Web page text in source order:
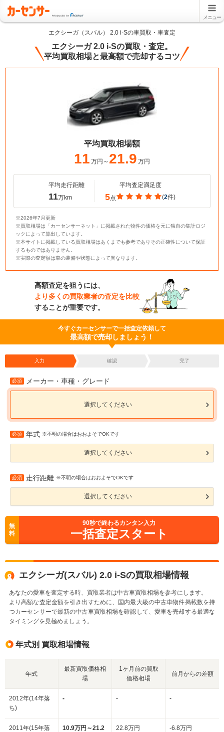
メニュー
エクシーガ（スバル） 2.0 i-Sの車買取・車査定
エクシーガ 2.0 i-Sの買取・査定。
平均買取相場と最高額で売却するコツ
平均買取相場額
11 万円～ 21.9 万円
平均走行距離
11万km
平均査定満足度
5点 (2件)
※2026年7月更新
※買取相場は「カーセンサーネット」に掲載された物件の価格を元に独自の集計ロジ
ックによって算出しています。
※本サイトに掲載している買取相場はあくまでも参考でありその正確性について保証
するものではありません。
※実際の査定額は車の装備や状態によって異なります。
高額査定を狙うには、
より多くの買取業者の査定を比較
することが重要です。
今すぐカーセンサーで一括査定依頼して
最高額で売却しましょう！
入力 確認 完了
必須 メーカー・車種・グレード
選択してください
必須 年式 ※不明の場合はおおよそでOKです
選択してください
必須 走行距離 ※不明の場合はおおよそでOKです
選択してください
無
料
90秒で終わるカンタン入力
一括査定スタート
エクシーガ(スバル) 2.0 i-Sの買取相場情報
あなたの愛車を査定する時、買取業者は中古車買取相場を参考にします。
より高額な査定金額を引き出すために、国内最大級の中古車物件掲載数を持
つカーセンサーで最新の中古車買取相場を確認して、愛車を売却する最適な
タイミングを見極めましょう。
年式別 買取相場情報
年式
最新買取価格相
場
1ヶ月前の買取
価格相場
前月からの差額
2012年(14年落
ち)
- - -
2011年(15年落
10.9万円～21.2
22.8万円 -6.8万円